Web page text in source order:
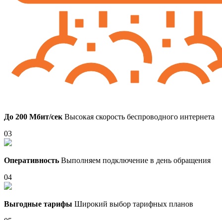
До 200 Мбит/сек Высокая скорость беспроводного интернета
03
Оперативность Выполняем подключение в день обращения
04
Выгодные тарифы Широкий выбор тарифных планов